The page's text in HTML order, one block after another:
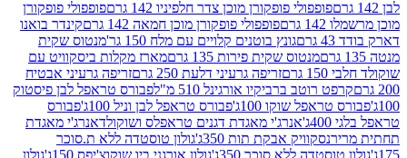
פופפולי פופקורן מוכן צדר חלפיניו 142 גרם
פופפולי פופקורן
גרם
פופפולי פופקורן מוכן חמאה 142 גרם
קינדר בואנו
גונץ בוטנים קלויים עם מלח 150 גר'
מנטוס שקית
מנטוס שקית פירות 135 גרם
מארז מקלות ביסקוויט עם
זריפה גרעיני דלעת 250 גרם
זריפה גרעיני אבטיח
רוטב ברביקיו אורגינל 510 מ"ל
פבורס טראפל לבן פיסטוק
שוקו 100ג'
פבורס טראפל לבן וניל 100ג'
פבורס
אנרג'י מאגדת דגנים טראפלס ושוקולדאנרג'י מאגדת
נסקוויק אבקת תות 350ג'
גולון טוסטדה ללא ת.סוכר
ללא סוכר 350ג'
גולון אורגני ביו שוקוצ'יפס 150ג'
גולון